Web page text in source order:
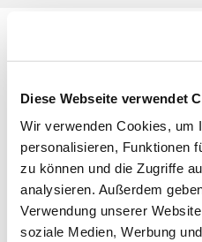
Diese Webseite verwendet
Wir verwenden Cookies, um
personalisieren, Funktionen
zu können und die Zugriffe
analysieren. Außerdem
Verwendung unserer
soziale Medien, Werbung